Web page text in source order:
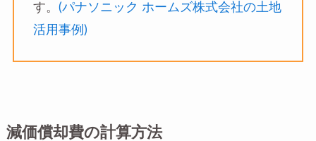
す。 (パナソニック ホームズ株式会社の土地
活用事例)
減価償却費の計算方法